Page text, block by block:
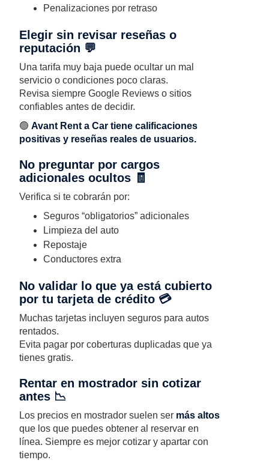
Penalizaciones por retraso
Elegir sin revisar reseñas o
reputación 💬
Una tarifa muy baja puede ocultar un mal
servicio o condiciones poco claras.
Revisa siempre Google Reviews o sitios
confiables antes de decidir.
🟢Avant Rent a Car tiene calificaciones
positivas y reseñas reales de usuarios.
No preguntar por cargos
adicionales ocultos 🧾
Verifica si te cobrarán por:
Seguros “obligatorios” adicionales
Limpieza del auto
Repostaje
Conductores extra
No validar lo que ya está cubierto
por tu tarjeta de crédito 💳
Muchas tarjetas incluyen seguros para autos
rentados.
Evita pagar por coberturas duplicadas que ya
tienes gratis.
Rentar en mostrador sin cotizar
antes 📉
Los precios en mostrador suelen ser más altos
que los que puedes obtener al reservar en
línea. Siempre es mejor cotizar y apartar con
tiempo.